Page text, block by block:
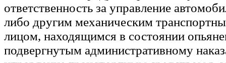
ответственность за управление
либо другим механическим
лицом, находящимся в состоянии
подвергнутым административному